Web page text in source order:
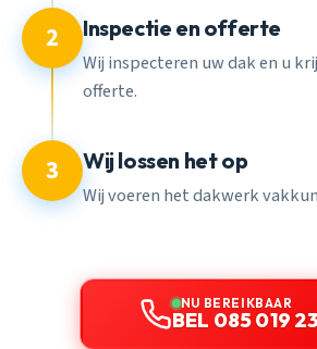
2 Inspectie en offerte
Wij inspecteren uw dak en u
offerte.
3 Wij lossen het op
Wij voeren het dakwerk
NU BEREIKBAAR
BEL 085 019